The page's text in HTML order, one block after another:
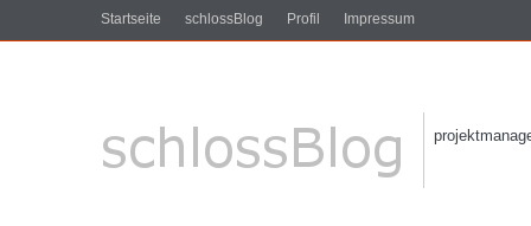
Startseite schlossBlog Profil Impressum